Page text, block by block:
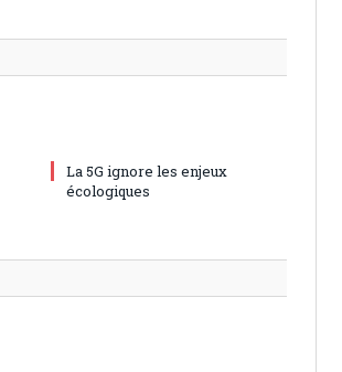
La 5G ignore les enjeux
écologiques